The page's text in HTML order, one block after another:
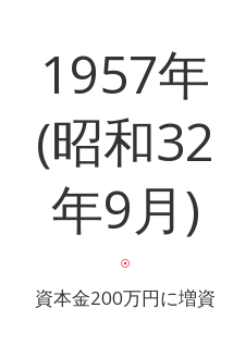
1957年
(昭和32
年9月)
資本金200万円に増資